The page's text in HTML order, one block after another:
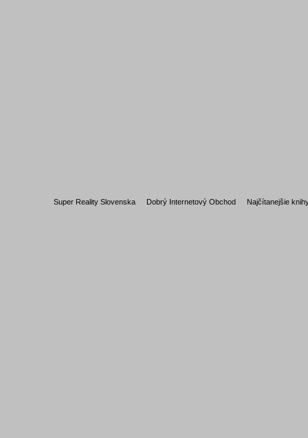
Super Reality Slovenska Dobrý Internetový Obchod Najčítanejšie